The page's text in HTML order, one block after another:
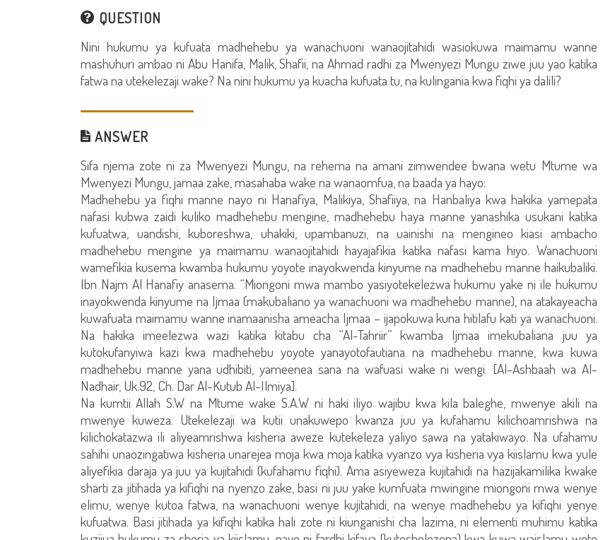
QUESTION
Nini hukumu ya kufuata madhehebu ya wanachuoni wanaojitahidi wasiokuwa maimamu wanne
mashuhuri ambao ni Abu Hanifa, Malik, Shafii, na Ahmad radhi za Mwenyezi Mungu ziwe juu yao katika
fatwa na utekelezaji wake? Na nini hukumu ya kuacha kufuata tu, na kulingania kwa fiqhi ya dalili?
ANSWER
Sifa njema zote ni za Mwenyezi Mungu, na rehema na amani zimwendee bwana wetu Mtume wa
Mwenyezi Mungu, jamaa zake, masahaba wake na wanaomfua, na baada ya hayo:
Madhehebu ya fiqhi manne nayo ni Hanafiya, Malikiya, Shafiiya, na Hanbaliya kwa hakika yamepata
nafasi kubwa zaidi kuliko madhehebu mengine, madhehebu haya manne yanashika usukani katika
kufuatwa, uandishi, kuboreshwa, uhakiki, upambanuzi, na uainishi na mengineo kiasi ambacho
madhehebu mengine ya maimamu wanaojitahidi hayajafikia katika nafasi kama hiyo. Wanachuoni
wamefikia kusema kwamba hukumu yoyote inayokwenda kinyume na madhehebu manne haikubaliki.
Ibn Najm Al Hanafiy anasema: “Miongoni mwa mambo yasiyotekelezwa hukumu yake ni ile hukumu
inayokwenda kinyume na Ijmaa (makubaliano ya wanachuoni wa madhehebu manne), na atakayeacha
kuwafuata maimamu wanne inamaanisha ameacha Ijmaa – ijapokuwa kuna hitilafu kati ya wanachuoni.
Na hakika imeelezwa wazi katika kitabu cha “Al-Tahriir” kwamba Ijmaa imekubaliana juu ya
kutokufanyiwa kazi kwa madhehebu yoyote yanayotofautiana na madhehebu manne, kwa kuwa
madhehebu manne yana udhibiti, yameenea sana na wafuasi wake ni wengi. [Al-Ashbaah wa Al-
Nadhair, Uk.92, Ch. Dar Al-Kutub Al-Ilmiya].
Na kumtii Allah S.W na Mtume wake S.A.W ni haki iliyo wajibu kwa kila baleghe, mwenye akili na
mwenye kuweza. Utekelezaji wa kutii unakuwepo kwanza juu ya kufahamu kilichoamrishwa na
kilichokatazwa ili aliyeamrishwa kisheria aweze kutekeleza yaliyo sawa na yatakiwayo. Na ufahamu
sahihi unaozingatiwa kisheria unarejea moja kwa moja katika vyanzo vya kisheria vya kiislamu kwa yule
aliyefikia daraja ya juu ya kujitahidi (kufahamu fiqhi). Ama asiyeweza kujitahidi na hazijakamilika kwake
sharti za jitihada ya kifiqhi na nyenzo zake, basi ni juu yake kumfuata mwingine miongoni mwa wenye
elimu, wenye kutoa fatwa, na wanachuoni wenye kujitahidi, na wenye madhehebu ya kifiqhi yenye
kufuatwa. Basi jitihada ya kifiqhi katika hali zote ni kiunganishi cha lazima, ni elementi muhimu katika